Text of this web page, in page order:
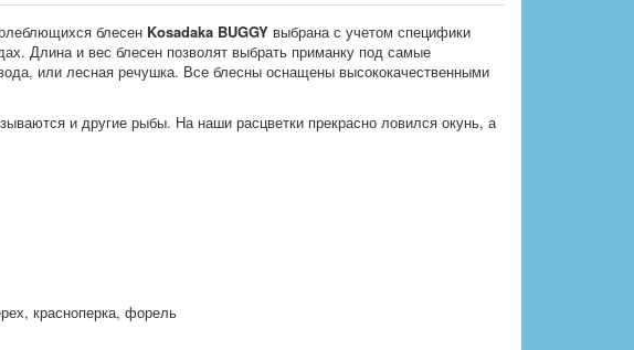
блесен Kosadaka BUGGYвыбрана с учетом специфики
Длина и вес блесен позволят выбрать приманку под самые
или лесная речушка. Все блесны оснащены высококачественными
и другие рыбы. На наши расцветки прекрасно ловился окунь, а
красноперка, форель